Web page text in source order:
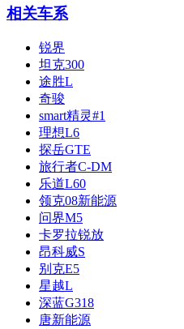
相关车系
锐界
坦克300
途胜L
奇骏
smart精灵#1
理想L6
探岳GTE
旅行者C-DM
乐道L60
领克08新能源
问界M5
卡罗拉锐放
昂科威S
别克E5
星越L
深蓝G318
唐新能源